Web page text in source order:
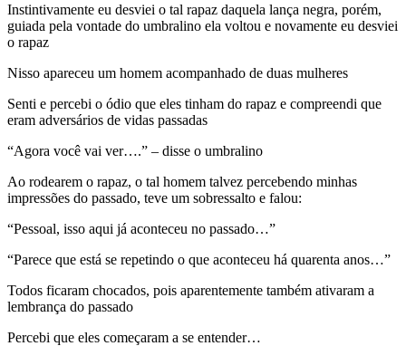
Instintivamente eu desviei o tal rapaz daquela lança negra, porém,
guiada pela vontade do umbralino ela voltou e novamente eu desviei
o rapaz
Nisso apareceu um homem acompanhado de duas mulheres
Senti e percebi o ódio que eles tinham do rapaz e compreendi que
eram adversários de vidas passadas
“Agora você vai ver….” – disse o umbralino
Ao rodearem o rapaz, o tal homem talvez percebendo minhas
impressões do passado, teve um sobressalto e falou:
“Pessoal, isso aqui já aconteceu no passado…”
“Parece que está se repetindo o que aconteceu há quarenta anos…”
Todos ficaram chocados, pois aparentemente também ativaram a
lembrança do passado
Percebi que eles começaram a se entender…